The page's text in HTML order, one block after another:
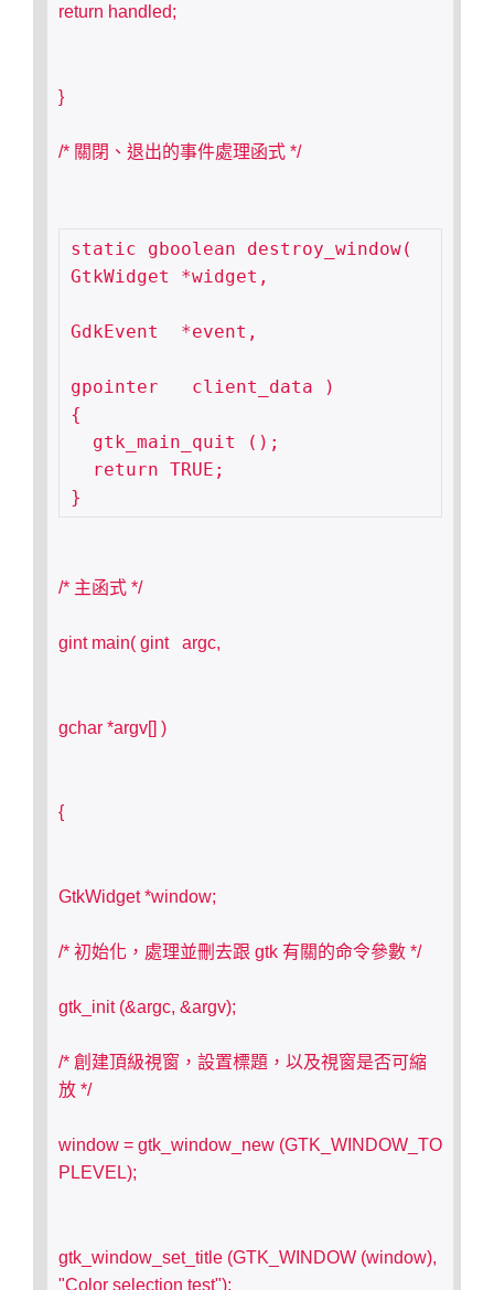
return handled;
}
/* 關閉、退出的事件處理函式 */
static gboolean destroy_window(
GtkWidget *widget,
GdkEvent  *event,
gpointer   client_data )
{
/* 主函式 */
gint main( gint   argc,
gchar *argv[] )
{
GtkWidget *window;
/* 初始化，處理並刪去跟 gtk 有關的命令參數 */
gtk_init (&argc, &argv);
/* 創建頂級視窗，設置標題，以及視窗是否可縮
放 */
window = gtk_window_new (GTK_WINDOW_TO
PLEVEL);
gtk_window_set_title (GTK_WINDOW (window),
"Color selection test");